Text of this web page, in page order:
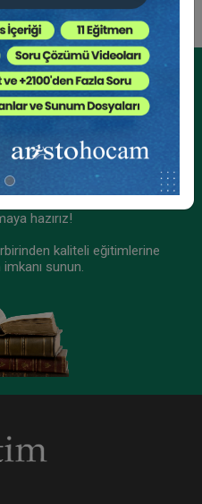
- II. İş Hukuku
İçin
Alın
hazırız!
kaliteli eğitimlerine
imkanı sunun.